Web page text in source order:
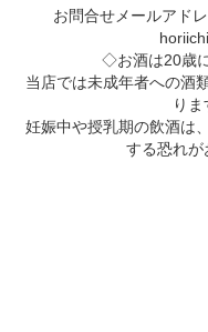
お問合せメールアドレ
◇お酒は20歳
当店では未成年者への酒
りま
妊娠中や授乳期の飲酒は
する恐れが